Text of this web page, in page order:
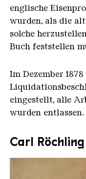
englische
wurden, als die
solche
Buch feststellen
Im Dezember
eingestellt, alle
wurden entlassen.
Carl Röchling